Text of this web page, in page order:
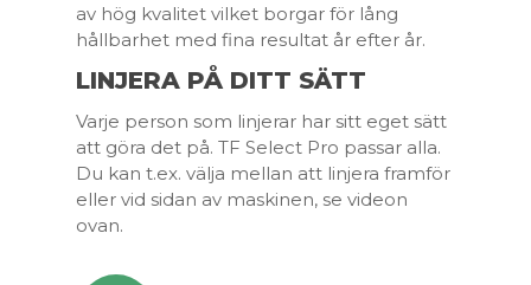
av hög kvalitet vilket borgar för lång
hållbarhet med fina resultat år efter år.
LINJERA PÅ DITT SÄTT
Varje person som linjerar har sitt eget sätt
att göra det på. TF Select Pro passar alla.
Du kan t.ex. välja mellan att linjera framför
eller vid sidan av maskinen, se videon
ovan.